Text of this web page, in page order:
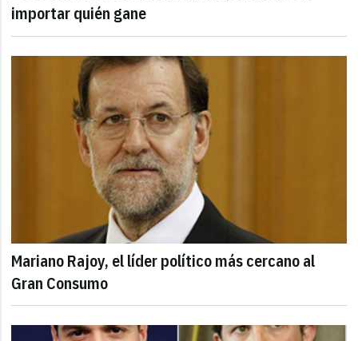
importar quién gane
Mariano Rajoy, el líder político más cercano al
Gran Consumo